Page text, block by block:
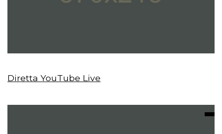
Diretta YouTube Live